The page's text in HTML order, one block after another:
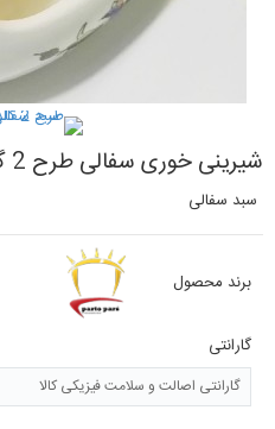
شیرینی خوری سفالی طرح 2 گلدار
سبد سفالی
برند محصول
گارانتی
گارانتی اصالت و سلامت فیزیکی کالا